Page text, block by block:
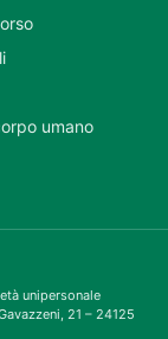
umano
unipersonale
21 – 24125